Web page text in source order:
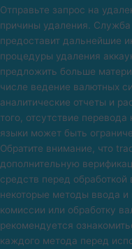
Отправьте запрос на
причины удаления.
предоставит дальнейшие
процедуры удаления
предложить больше
числе ведение валютных
аналитические отчеты и
того, отсутствие
языки может быть
Обратите внимание, что
дополнительную
средств перед
некоторые методы ввода
комиссии или обработку
рекомендуется
каждого метода перед